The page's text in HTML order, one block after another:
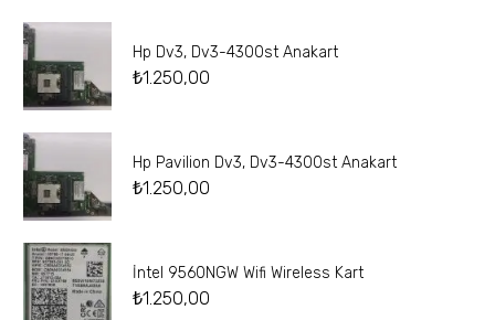
Hp Dv3, Dv3-4300st Anakart
₺1.250,00
Hp Pavilion Dv3, Dv3-4300st Anakart
₺1.250,00
İntel 9560NGW Wifi Wireless Kart
₺1.250,00